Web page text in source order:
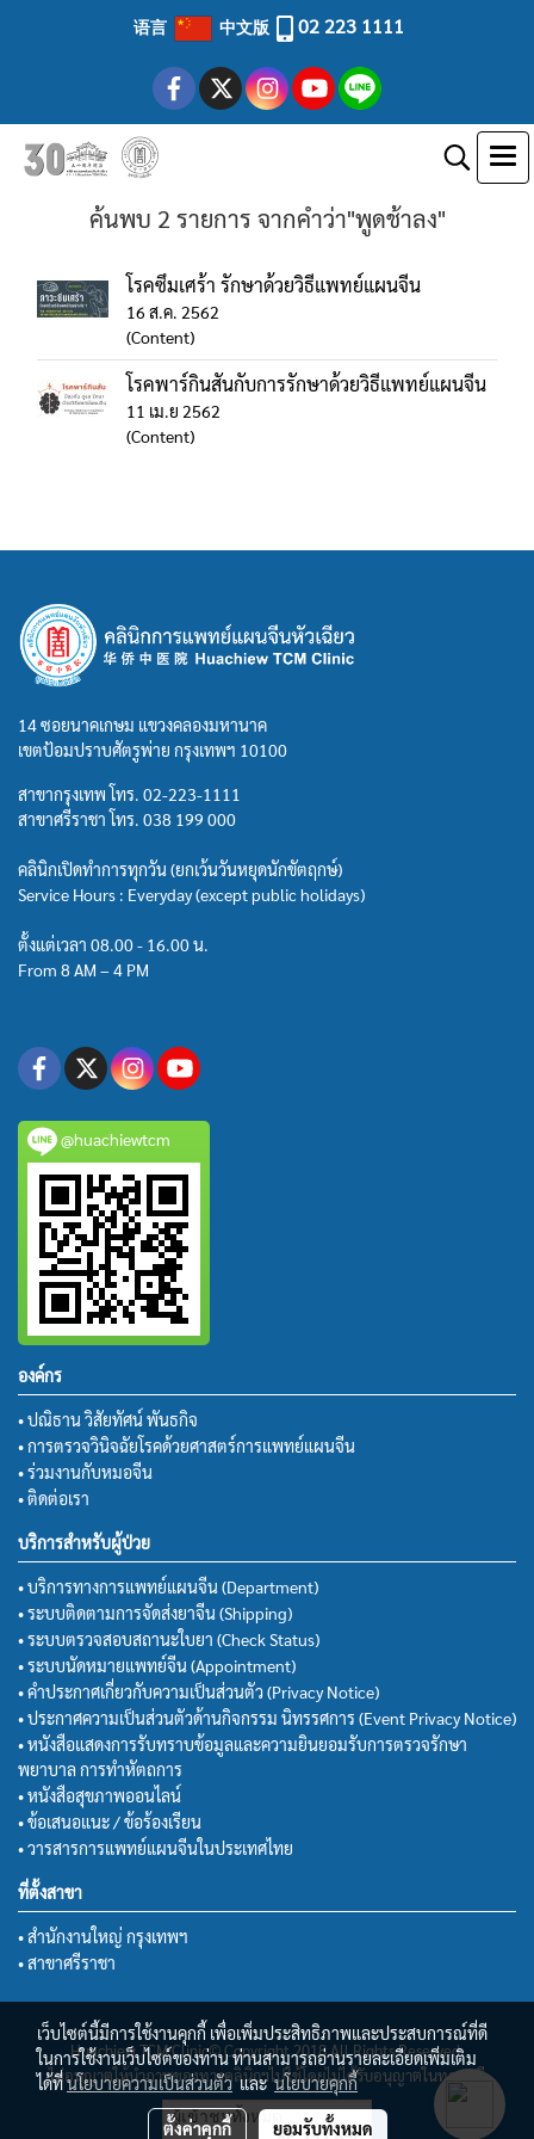
语言 中文版 02 223 1111
ค้นพบ 2 รายการ จากคำว่า"พูดช้าลง"
โรคซึมเศร้า รักษาด้วยวิธีแพทย์แผนจีน
16 ส.ค. 2562
(Content)
โรคพาร์กินสันกับการรักษาด้วยวิธีแพทย์แผนจีน
11 เม.ย 2562
(Content)
14 ซอยนาคเกษม แขวงคลองมหานาค
เขตป้อมปราบศัตรูพ่าย กรุงเทพฯ 10100
สาขากรุงเทพ โทร. 02-223-1111
สาขาศรีราชา โทร. 038 199 000
คลินิกเปิดทำการทุกวัน (ยกเว้นวันหยุดนักขัตฤกษ์)
Service Hours : Everyday (except public holidays)
ตั้งแต่เวลา 08.00 - 16.00 น.
From 8 AM – 4 PM
@huachiewtcm
องค์กร
• ปณิธาน วิสัยทัศน์ พันธกิจ
• การตรวจวินิจฉัยโรคด้วยศาสตร์การแพทย์แผนจีน
• ร่วมงานกับหมอจีน
• ติดต่อเรา
บริการสำหรับผู้ป่วย
• บริการทางการแพทย์แผนจีน (Department)
• ระบบติดตามการจัดส่งยาจีน (Shipping)
• ระบบตรวจสอบสถานะใบยา (Check Status)
• ระบบนัดหมายแพทย์จีน (Appointment)
• คำประกาศเกี่ยวกับความเป็นส่วนตัว (Privacy Notice)
• ประกาศความเป็นส่วนตัวด้านกิจกรรม นิทรรศการ (Event Privacy Notice)
• หนังสือแสดงการรับทราบข้อมูลและความยินยอมรับการตรวจรักษา
พยาบาล การทำหัตถการ
• หนังสือสุขภาพออนไลน์
• ข้อเสนอแนะ / ข้อร้องเรียน
• วารสารการแพทย์แผนจีนในประเทศไทย
ที่ตั้งสาขา
• สำนักงานใหญ่ กรุงเทพฯ
• สาขาศรีราชา
Huachiew TCM Clinic© Copyright 2018 All Rights Reserved.
ไม่อนุญาตให้นำภาพของทางคลินิกฯไปใช้โดยไม่ได้รับอนุญาตในทุกกรณี
ผู้เข้าชมวันนี้ 7,051
เว็บไซต์นี้มีการใช้งานคุกกี้ เพื่อเพิ่มประสิทธิภาพและประสบการณ์ที่ดี
ในการใช้งานเว็บไซต์ของท่าน ท่านสามารถอ่านรายละเอียดเพิ่มเติม
ได้ที่นโยบายความเป็นส่วนตัวและนโยบายคุกกี้
ตั้งค่าคุกกี้ ยอมรับทั้งหมด